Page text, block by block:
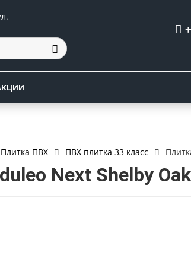
Плитка ПВХ ПВХ плитка 33 класс
Next Shelby